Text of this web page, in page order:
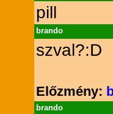
pill
brando
szval?:D
Előzmény:
brando